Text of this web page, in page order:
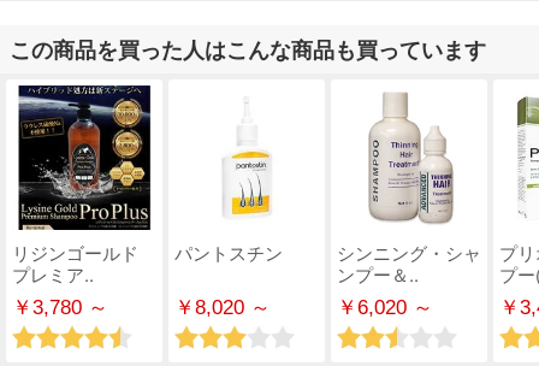
この商品を買った人はこんな商品も買っています
リジンゴールド
プレミア..
￥3,780 ～
パントスチン
￥8,020 ～
シンニング・シャ
ンプー＆..
￥6,020 ～
プ
プ
￥